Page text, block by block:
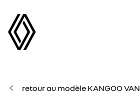
retour au modèle KANGOO VAN